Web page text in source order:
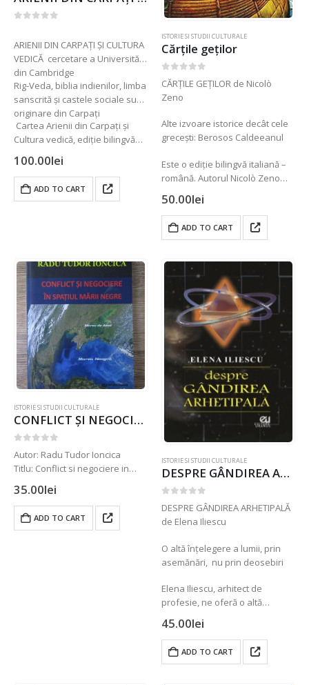
ARIENII DIN CARPAȚI ȘI CULTURA
VEDICĂ cercetare a Universității
din Cambridge
Rig-Veda, biblia indienilor, limba
sanscrită și castele sociale sunt
originare din Carpați
Cartea Arienii din Carpați și
Cultura vedică, ediție bilingvă
100.00lei
ADD TO CART
ISTORIE SI STUDII CULTURALE
Cărțile geților
CĂRȚILE GEȚILOR de Nicolò
Zeno
Alte izvoare istorice decât cele
grecești: Berosos Caldeeanul
Este o ediție bilingvă italiană –
română. Autorul Nicolò Zeno
al împăratului roman Zenon,…
50.00lei
ADD TO CART
ISTORIE SI STUDII CULTURALE
CONFLICT ȘI NEGOCIERE ÎN SPAȚIUL MĂRII NEGRE de Radu Tudor Ioncică
Autor: Radu Tudor Ioncica
Titlu: Conflict si negociere in
An de aparitie: 2023
Nr. pagini: 252
Format: 14 x 20 cm
35.00lei
ADD TO CART
ISTORIE SI STUDII CULTURALE
DESPRE GÂNDIREA ARHETIPALĂ
out of 5
DESPRE GÂNDIREA ARHETIPALĂ
de Elena Iliescu
O altă înțelegere a lumii, prin
asemănări, nu prin deosebiri
Elena Iliescu, arhitect de
profesie, ne oferă o altă
lumii. Gândirea rațională,…
45.00lei
ADD TO CART